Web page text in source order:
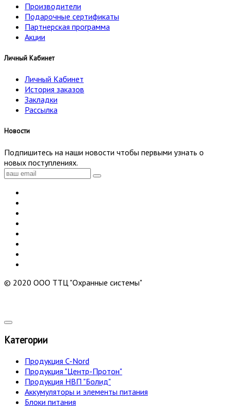
Производители
Подарочные сертификаты
Партнерская программа
Акции
Личный Кабинет
Личный Кабинет
История заказов
Закладки
Рассылка
Новости
Подпишитесь на наши новости чтобы первыми узнать о
новых поступлениях.
© 2020 ООО ТТЦ "Охранные системы"
Категории
Продукция C-Nord
Продукция "Центр-Протон"
Продукция НВП "Болид"
Аккумуляторы и элементы питания
Блоки питания